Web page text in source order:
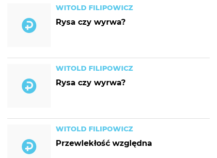
WITOLD FILIPOWICZ
Rysa czy wyrwa?
WITOLD FILIPOWICZ
Rysa czy wyrwa?
WITOLD FILIPOWICZ
Przewlekłość względna